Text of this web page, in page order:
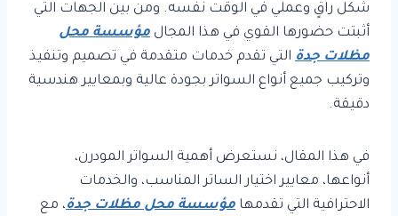
شكل راقٍ وعملي في الوقت نفسه. ومن بين الجهات التي
أثبتت حضورها القوي في هذا المجال مؤسسة محل
مظلات جدة التي تقدم خدمات متقدمة في تصميم وتنفيذ
وتركيب جميع أنواع السواتر بجودة عالية وبمعايير هندسية
دقيقة.
في هذا المقال، نستعرض أهمية السواتر المودرن،
أنواعها، معايير اختيار الساتر المناسب، والخدمات
الاحترافية التي تقدمها مؤسسة محل مظلات جدة، مع